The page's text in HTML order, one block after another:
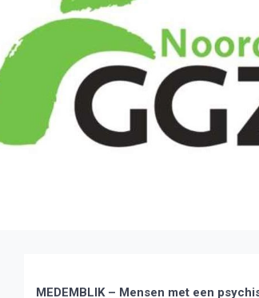
MEDEMBLIK – Mensen met een